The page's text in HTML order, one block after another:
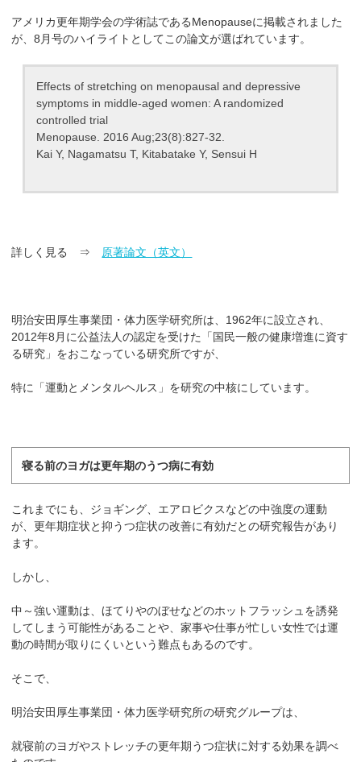
アメリカ更年期学会の学術誌であるMenopauseに掲載されました
が、8月号のハイライトとしてこの論文が選ばれています。
Effects of stretching on menopausal and depressive
symptoms in middle-aged women: A randomized
controlled trial
Menopause. 2016 Aug;23(8):827-32.
Kai Y, Nagamatsu T, Kitabatake Y, Sensui H
詳しく見る ⇒ 原著論文（英文）
明治安田厚生事業団・体力医学研究所は、1962年に設立され、
2012年8月に公益法人の認定を受けた「国民一般の健康増進に資す
る研究」をおこなっている研究所ですが、
特に「運動とメンタルヘルス」を研究の中核にしています。
寝る前のヨガは更年期のうつ病に有効
これまでにも、ジョギング、エアロビクスなどの中強度の運動
が、更年期症状と抑うつ症状の改善に有効だとの研究報告があり
ます。
しかし、
中～強い運動は、ほてりやのぼせなどのホットフラッシュを誘発
してしまう可能性があることや、家事や仕事が忙しい女性では運
動の時間が取りにくいという難点もあるのです。
そこで、
明治安田厚生事業団・体力医学研究所の研究グループは、
就寝前のヨガやストレッチの更年期うつ症状に対する効果を調べ